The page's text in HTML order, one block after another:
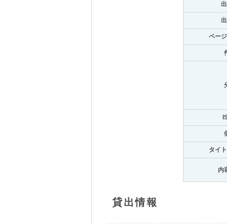
ペー
タイ
内
貸出情報